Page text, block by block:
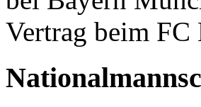
Vertrag beim